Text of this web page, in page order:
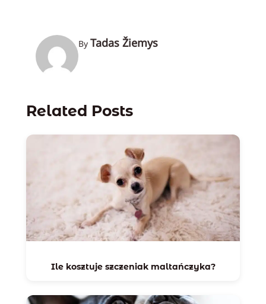
By Tadas Žiemys
Related Posts
Ile kosztuje szczeniak maltańczyka?